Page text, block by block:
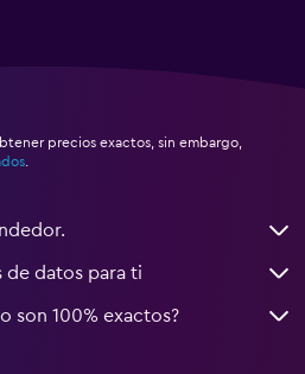
precios exactos, sin embargo,
de datos para ti
son 100% exactos?